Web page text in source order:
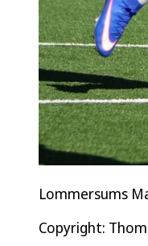
Lommersums
Copyright: